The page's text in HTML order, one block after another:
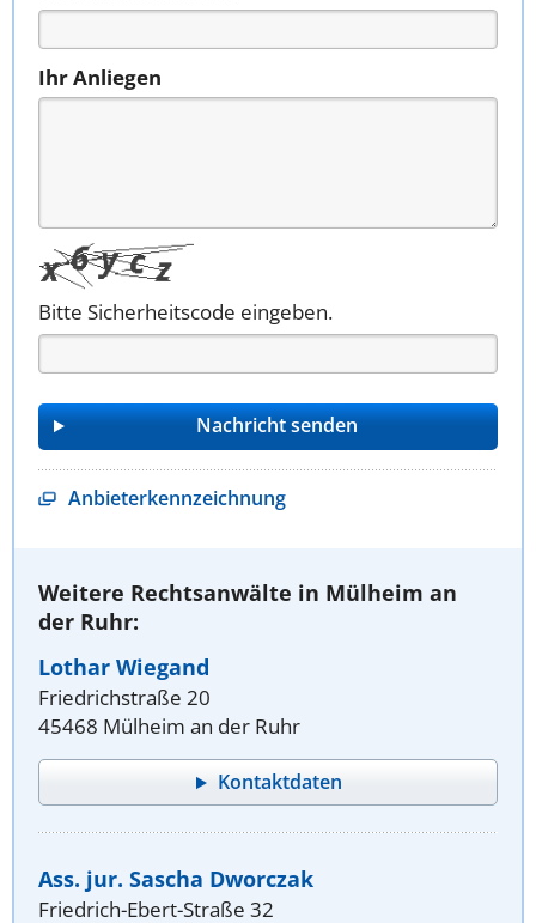
Ihr Anliegen
Bitte Sicherheitscode eingeben.
Anbieterkennzeichnung
Weitere Rechtsanwälte in Mülheim an
der Ruhr:
Lothar Wiegand
Friedrichstraße 20
45468 Mülheim an der Ruhr
Kontaktdaten
Ass. jur. Sascha Dworczak
Friedrich-Ebert-Straße 32